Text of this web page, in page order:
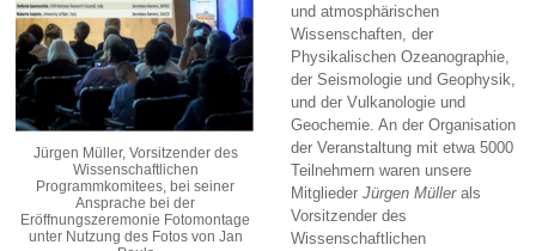
Jürgen Müller, Vorsitzender des
Wissenschaftlichen
Programmkomitees, bei seiner
Ansprache bei der
Eröffnungszeremonie Fotomontage
unter Nutzung des Fotos von Jan
und atmosphärischen
Wissenschaften, der
Physikalischen Ozeanographie,
der Seismologie und Geophysik,
und der Vulkanologie und
Geochemie. An der Organisation
der Veranstaltung mit etwa 5000
Teilnehmern waren unsere
MitgliederJürgen Müllerals
Vorsitzender des
Wissenschaftlichen